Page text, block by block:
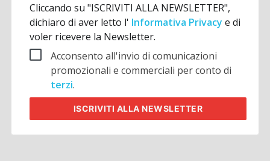
Cliccando su "ISCRIVITI ALLA NEWSLETTER",
dichiaro di aver letto l' Informativa Privacye di
voler ricevere la Newsletter.
Acconsento all'invio di comunicazioni
promozionali e commerciali per conto di
terzi.
ISCRIVITI ALLA NEWSLETTER